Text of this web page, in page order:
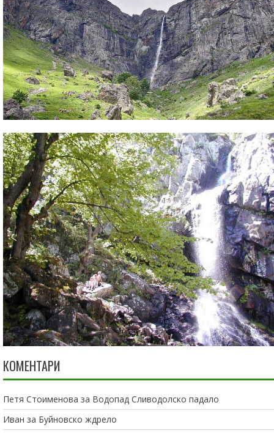
КОМЕНТАРИ
Петя Стоименова за Водопад Сливодолско падало
Иван за Буйновско ждрело